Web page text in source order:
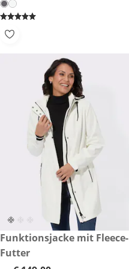
€ 149,00
Funktionsjacke mit Fleece-
Futter